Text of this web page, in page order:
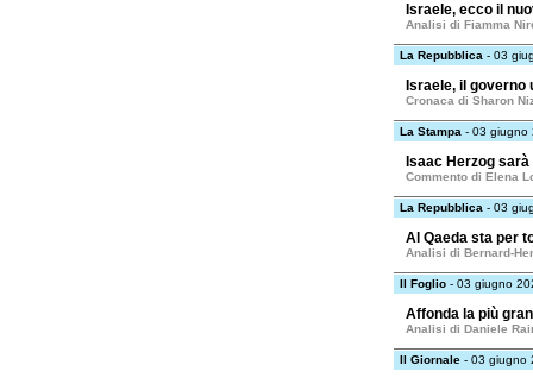
Israele, ecco il
Analisi di Fiamma
La Repubblica - 03
Israele, il
Cronaca di Sharon
La Stampa - 03 giugno
Isaac Herzog
Commento di Elena
La Repubblica - 03
Al Qaeda sta per
Analisi di Bernard-
Il Foglio - 03 giugno
Affonda la più
Analisi di Daniele
Il Giornale - 03 giugno